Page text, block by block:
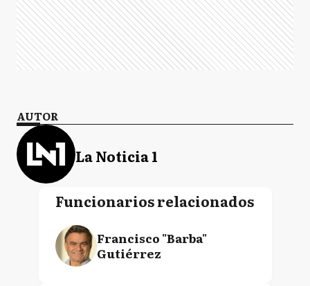
AUTOR
La Noticia 1
Funcionarios relacionados
Francisco "Barba"
Gutiérrez